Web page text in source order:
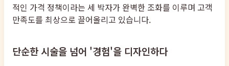
적인 가격 정책이라는 세 박자가 완벽한 조화를 이루며 고객
만족도를 최상으로 끌어올리고 있습니다.
단순한 시술을 넘어 '경험'을 디자인하다